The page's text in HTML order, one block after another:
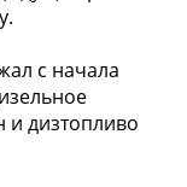
с начала
и дизтопливо